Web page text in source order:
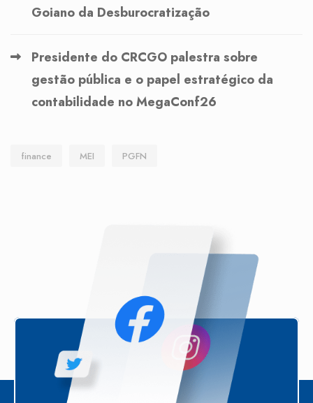
Goiano da Desburocratização
Presidente do CRCGO palestra sobre
gestão pública e o papel estratégico da
contabilidade no MegaConf26
finance MEI PGFN